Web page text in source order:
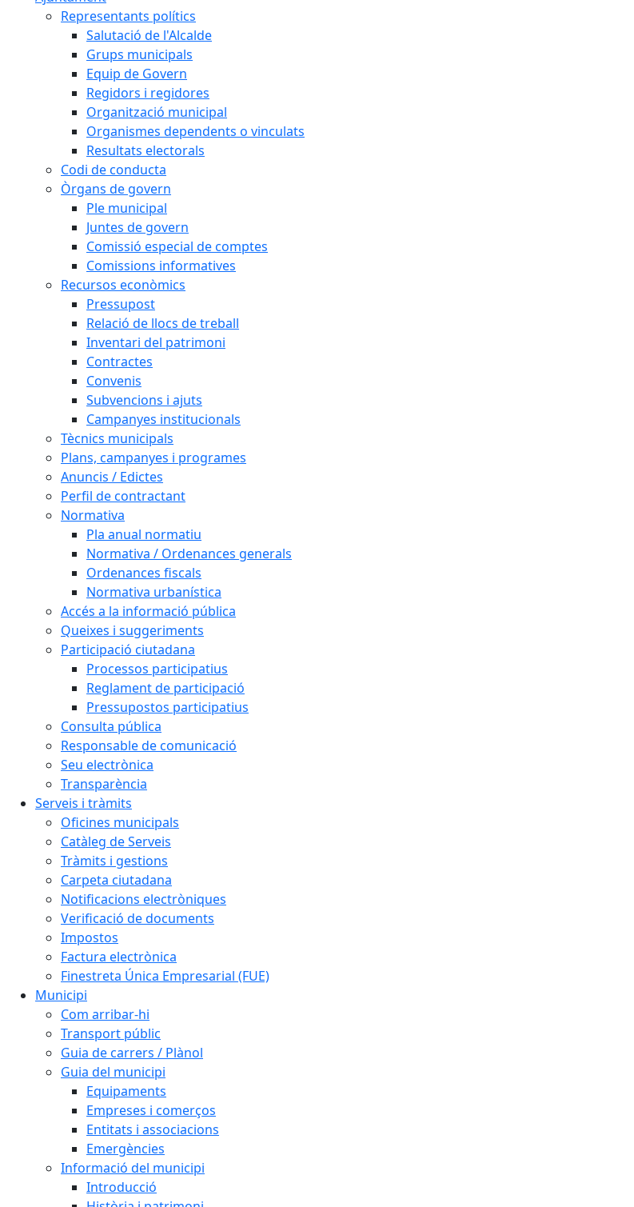
Representants polítics
Salutació de l'Alcalde
Grups municipals
Equip de Govern
Regidors i regidores
Organització municipal
Organismes dependents o vinculats
Resultats electorals
Codi de conducta
Òrgans de govern
Ple municipal
Juntes de govern
Comissió especial de comptes
Comissions informatives
Recursos econòmics
Pressupost
Relació de llocs de treball
Inventari del patrimoni
Contractes
Convenis
Subvencions i ajuts
Campanyes institucionals
Tècnics municipals
Plans, campanyes i programes
Anuncis / Edictes
Perfil de contractant
Normativa
Pla anual normatiu
Normativa / Ordenances generals
Ordenances fiscals
Normativa urbanística
Accés a la informació pública
Queixes i suggeriments
Participació ciutadana
Processos participatius
Reglament de participació
Pressupostos participatius
Consulta pública
Responsable de comunicació
Seu electrònica
Transparència
Serveis i tràmits
Oficines municipals
Catàleg de Serveis
Tràmits i gestions
Carpeta ciutadana
Notificacions electròniques
Verificació de documents
Impostos
Factura electrònica
Finestreta Única Empresarial (FUE)
Municipi
Com arribar-hi
Transport públic
Guia de carrers / Plànol
Guia del municipi
Equipaments
Empreses i comerços
Entitats i associacions
Emergències
Informació del municipi
Introducció